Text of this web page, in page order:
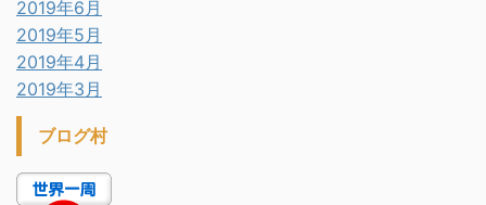
2019年6月
2019年5月
2019年4月
2019年3月
ブログ村